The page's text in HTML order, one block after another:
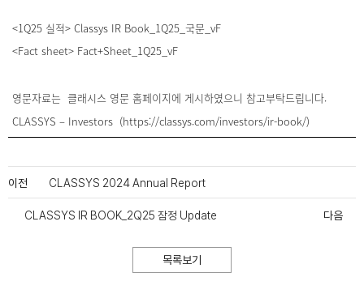
<1Q25 실적> Classys IR Book_1Q25_국문_vF
<Fact sheet> Fact+Sheet_1Q25_vF
영문자료는 클래시스 영문 홈페이지에 게시하였으니 참고부탁드립니다.
CLASSYS – Investors (https://classys.com/investors/ir-book/)
이전 CLASSYS 2024 Annual Report
CLASSYS IR BOOK_2Q25 잠정 Update 다음
목록보기